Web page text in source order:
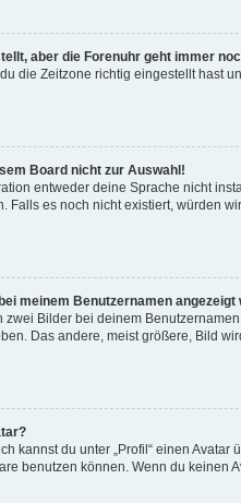
aber die Forenuhr geht immer
die Zeitzone richtig eingestellt hast
Board nicht zur Auswahl!
entweder deine Sprache nicht
Falls es noch nicht existiert, würden
meinem Benutzernamen angezeigt
zwei Bilder bei deinem
Das andere, meist größere, Bild
kannst du unter „Profil“ einen
benutzen können. Wenn du keinen